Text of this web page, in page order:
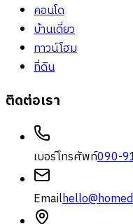
คอนโด
บ้านเดี่ยว
ทาวน์โฮม
ที่ดิน
ติดต่อเรา
เบอร์โทรศัพท์090-
Email